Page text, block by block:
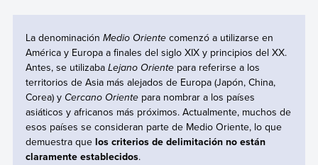
La denominación Medio Orientecomenzó a utilizarse en
América y Europa a finales del siglo XIX y principios del XX.
Antes, se utilizaba Lejano Orientepara referirse a los
territorios de Asia más alejados de Europa (Japón, China,
Corea) y Cercano Orientepara nombrar a los países
asiáticos y africanos más próximos. Actualmente, muchos de
esos países se consideran parte de Medio Oriente, lo que
demuestra que los criterios de delimitación no están
claramente establecidos.